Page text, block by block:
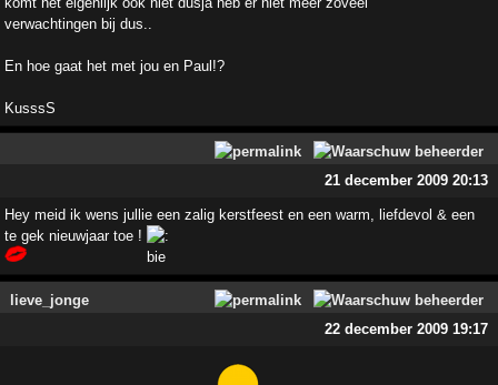
verwachtingen bij dus..
En hoe gaat het met jou en Paul!?
KusssS
21 december 2009 20:13
Hey meid ik wens jullie een zalig kerstfeest en een warm, liefdevol & een
te gek nieuwjaar toe !
lieve_jonge
22 december 2009 19:17